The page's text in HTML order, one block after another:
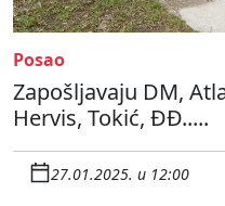
Posao
Zapošljavaju DM,
Hervis, Tokić, ĐĐ.....
27.01.2025. u 12:00